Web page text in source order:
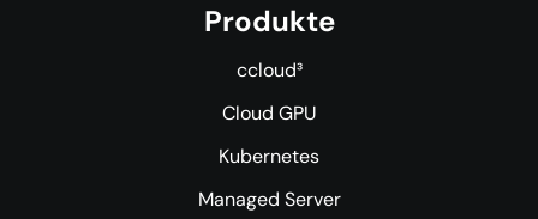
Produkte
ccloud³
Cloud GPU
Kubernetes
Managed Server